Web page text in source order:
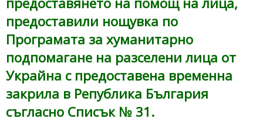
предоставили нощувка по
Програмата за хуманитарно
подпомагане на разселени лица от
Украйна с предоставена временна
закрила в Република България
съгласно Списък № 31.